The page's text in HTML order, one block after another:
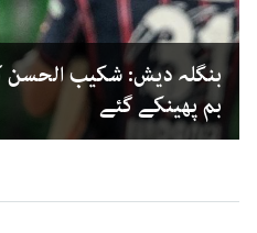
بنگلہ دیش: شکیب الحسن
بم پھینکے گئے